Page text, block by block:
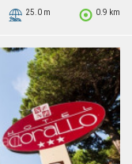
0.9 km
25.0 m